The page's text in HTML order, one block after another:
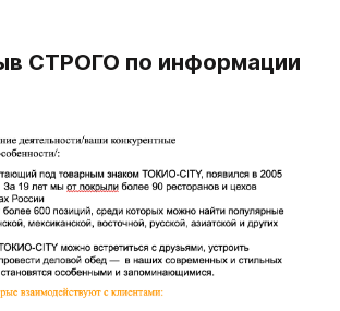
СТРОГО по информации